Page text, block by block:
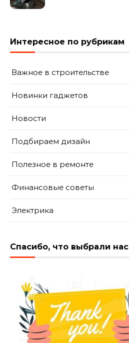
Интересное по рубрикам
Важное в строительстве
Новинки гаджетов
Новости
Подбираем дизайн
Полезное в ремонте
Финансовые советы
Электрика
Спасибо, что выбрали нас